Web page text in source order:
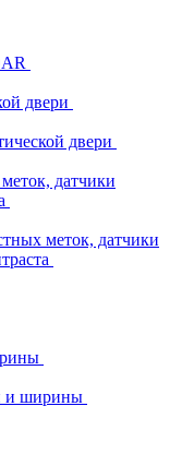
двери
двери
датчики
меток, датчики
и ширины